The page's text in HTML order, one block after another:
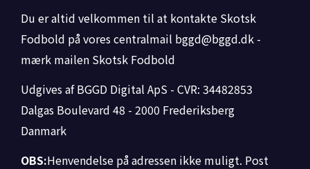
Du er altid velkommen til at kontakte Skotsk
Fodbold på vores centralmail bggd@bggd.dk -
mærk mailen Skotsk Fodbold
Udgives af BGGD Digital ApS - CVR: 34482853
Dalgas Boulevard 48 - 2000 Frederiksberg
Danmark
OBS:Henvendelse på adressen ikke muligt. Post